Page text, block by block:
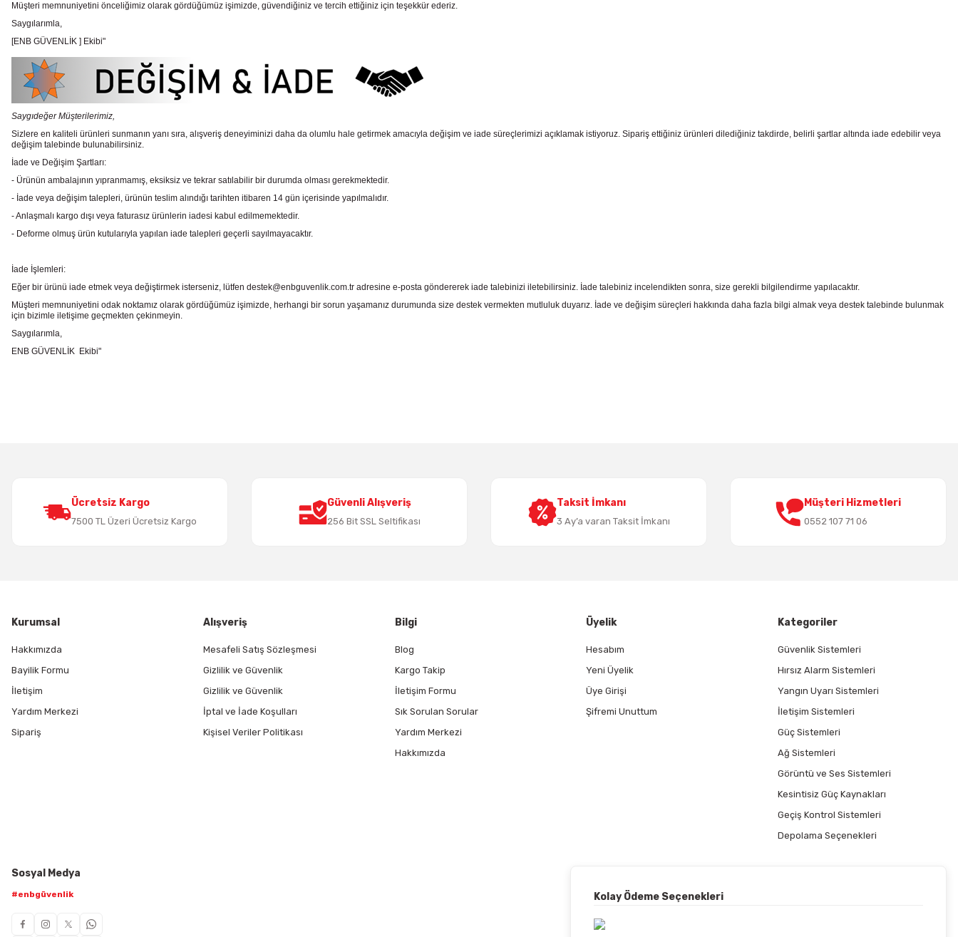
Müşteri memnuniyetini önceliğimiz olarak gördüğümüz işimizde, güvendiğiniz ve tercih ettiğiniz için teşekkür ederiz.
Saygılarımla,
[ENB GÜVENLİK ] Ekibi"
Saygıdeğer Müşterilerimiz,
Sizlere en kaliteli ürünleri sunmanın yanı sıra, alışveriş deneyiminizi daha da olumlu hale getirmek amacıyla değişim ve iade süreçlerimizi açıklamak istiyoruz. Sipariş ettiğiniz ürünleri dilediğiniz takdirde, belirli şartlar altında iade edebilir veya
değişim talebinde bulunabilirsiniz.
İade ve Değişim Şartları:
- Ürünün ambalajının yıpranmamış, eksiksiz ve tekrar satılabilir bir durumda olması gerekmektedir.
- İade veya değişim talepleri, ürünün teslim alındığı tarihten itibaren 14 gün içerisinde yapılmalıdır.
- Anlaşmalı kargo dışı veya faturasız ürünlerin iadesi kabul edilmemektedir.
- Deforme olmuş ürün kutularıyla yapılan iade talepleri geçerli sayılmayacaktır.
İade İşlemleri:
Eğer bir ürünü iade etmek veya değiştirmek isterseniz, lütfen destek@enbguvenlik.com.tr adresine e-posta göndererek iade talebinizi iletebilirsiniz. İade talebiniz incelendikten sonra, size gerekli bilgilendirme yapılacaktır.
Müşteri memnuniyetini odak noktamız olarak gördüğümüz işimizde, herhangi bir sorun yaşamanız durumunda size destek vermekten mutluluk duyarız. İade ve değişim süreçleri hakkında daha fazla bilgi almak veya destek talebinde bulunmak
için bizimle iletişime geçmekten çekinmeyin.
Saygılarımla,
ENB GÜVENLİK Ekibi"
Bu ürüne benzer farklı alternatifler olmalı.
Ücretsiz Kargo
7500 TL Üzeri Ücretsiz Kargo
Güvenli Alışveriş
256 Bit SSL Seltifikası
Taksit İmkanı
3 Ay’a varan Taksit İmkanı
Müşteri Hizmetleri
0552 107 71 06
Kurumsal
Hakkımızda
Bayilik Formu
İletişim
Yardım Merkezi
Sipariş
Alışveriş
Mesafeli Satış Sözleşmesi
Gizlilik ve Güvenlik
Gizlilik ve Güvenlik
İptal ve İade Koşulları
Kişisel Veriler Politikası
Bilgi
Blog
Kargo Takip
İletişim Formu
Sık Sorulan Sorular
Yardım Merkezi
Hakkımızda
Üyelik
Hesabım
Yeni Üyelik
Üye Girişi
Şifremi Unuttum
Kategoriler
Güvenlik Sistemleri
Hırsız Alarm Sistemleri
Yangın Uyarı Sistemleri
İletişim Sistemleri
Güç Sistemleri
Ağ Sistemleri
Görüntü ve Ses Sistemleri
Kesintisiz Güç Kaynakları
Geçiş Kontrol Sistemleri
Depolama Seçenekleri
Sosyal Medya
#enbgüvenlik Kolay Ödeme Seçenekleri